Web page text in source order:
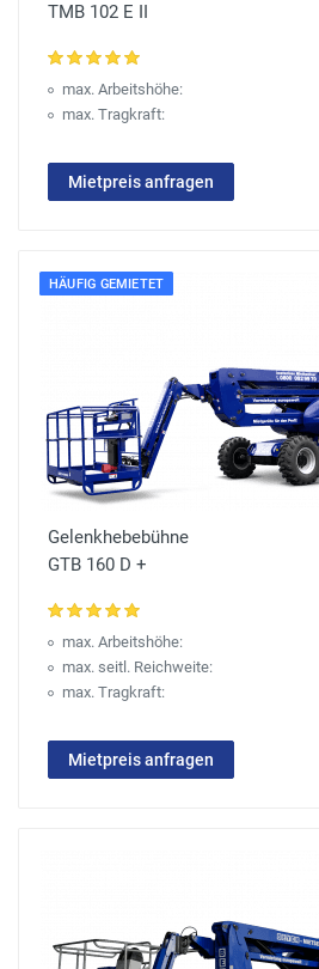
TMB 102 E II
max. Arbeitshöhe:
max. Tragkraft:
Mietpreis anfragen
HÄUFIG GEMIETET
Gelenkhebebühne
GTB 160 D +
max. Arbeitshöhe:
max. seitl. Reichweite:
max. Tragkraft:
Mietpreis anfragen